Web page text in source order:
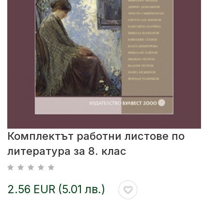
Комплектът работни листове по
литература за 8. клас
2.56 EUR (5.01 лв.)